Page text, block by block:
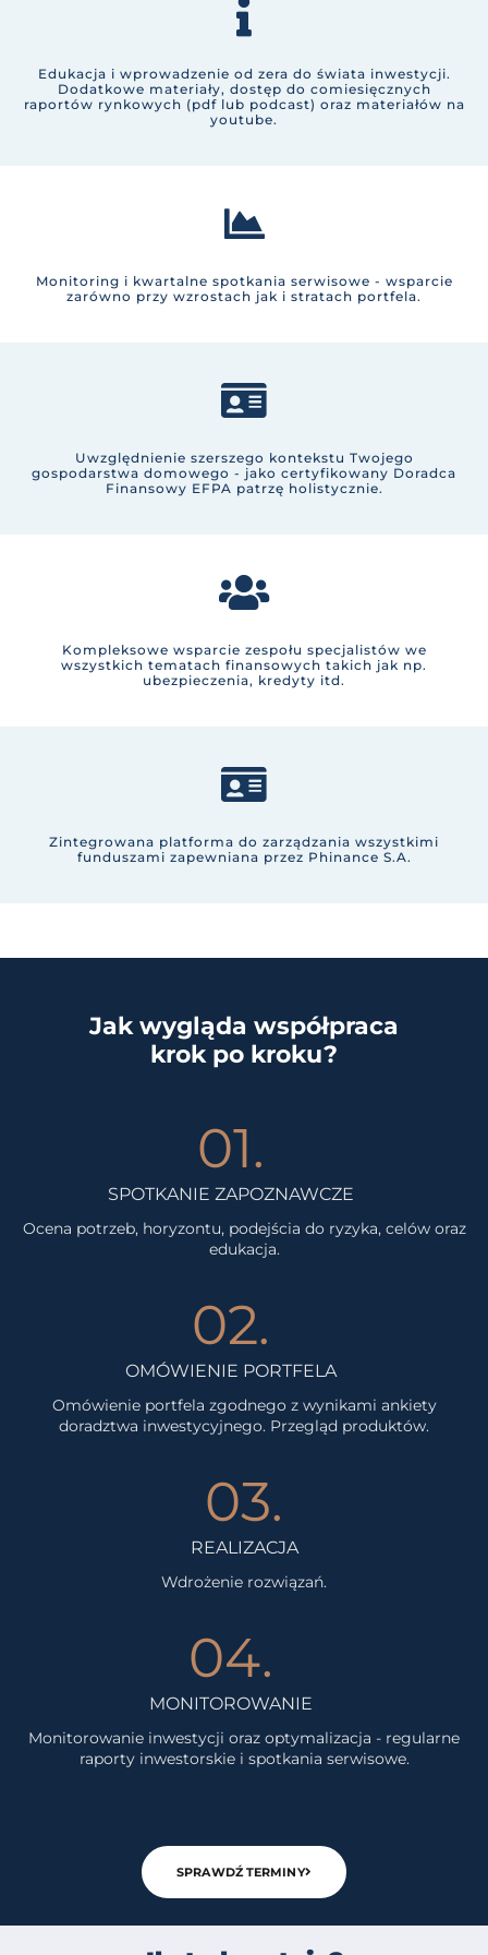
Edukacja i wprowadzenie od zera do świata inwestycji.
Dodatkowe materiały, dostęp do comiesięcznych
raportów rynkowych (pdf lub podcast) oraz materiałów na
youtube.
Monitoring i kwartalne spotkania serwisowe - wsparcie
zarówno przy wzrostach jak i stratach portfela.
Uwzględnienie szerszego kontekstu Twojego
gospodarstwa domowego - jako certyfikowany Doradca
Finansowy EFPA patrzę holistycznie.
Kompleksowe wsparcie zespołu specjalistów we
wszystkich tematach finansowych takich jak np.
ubezpieczenia, kredyty itd.
Zintegrowana platforma do zarządzania wszystkimi
funduszami zapewniana przez Phinance S.A.
Jak wygląda współpraca
krok po kroku?
01.
SPOTKANIE ZAPOZNAWCZE
Ocena potrzeb, horyzontu, podejścia do ryzyka, celów oraz
edukacja.
02.
OMÓWIENIE PORTFELA
Omówienie portfela zgodnego z wynikami ankiety
doradztwa inwestycyjnego. Przegląd produktów.
03.
REALIZACJA
Wdrożenie rozwiązań.
04.
MONITOROWANIE
Monitorowanie inwestycji oraz optymalizacja - regularne
raporty inwestorskie i spotkania serwisowe.
SPRAWDŹ TERMINY